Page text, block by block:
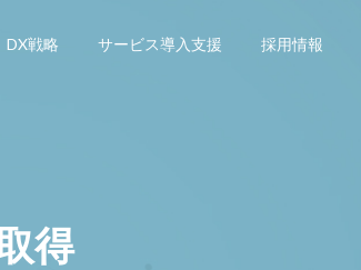
DX戦略 サービス導入支援 採用情報
得